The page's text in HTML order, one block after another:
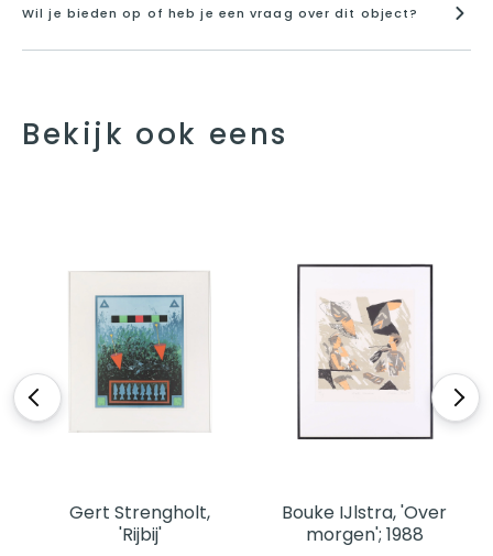
Wil je bieden op of heb je een vraag over dit object?
Bekijk ook eens
Gert Strengholt,
'Rijbij'
Bouke IJlstra, 'Over
morgen'; 1988
< >